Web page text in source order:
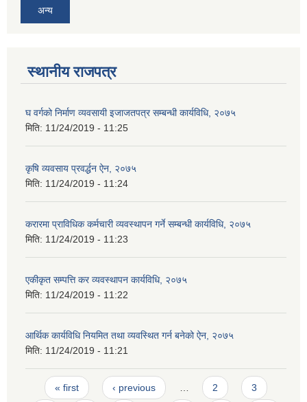
अन्य
स्थानीय राजपत्र
घ वर्गको निर्माण व्यवसायी इजाजतपत्र सम्बन्धी कार्यविधि, २०७५
मिति: 11/24/2019 - 11:25
कृषि व्यवसाय प्रवर्द्धन ऐन, २०७५
मिति: 11/24/2019 - 11:24
करारमा प्राविधिक कर्मचारी व्यवस्थापन गर्ने सम्बन्धी कार्यविधि, २०७५
मिति: 11/24/2019 - 11:23
एकीकृत सम्पत्ति कर व्यवस्थापन कार्यविधि, २०७५
मिति: 11/24/2019 - 11:22
आर्थिक कार्यविधि नियमित तथा व्यवस्थित गर्न बनेको ऐन, २०७५
मिति: 11/24/2019 - 11:21
Pages
« first ‹ previous … 2 3